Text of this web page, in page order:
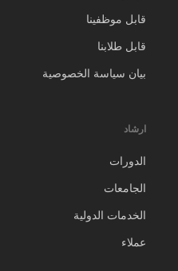
قابل موظفينا
قابل طلابنا
بيان سياسة الخصوصية
ارشاد
الدورات
الجامعات
الخدمات الدولية
عملاء